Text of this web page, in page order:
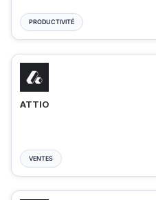
PRODUCTIVITÉ
ATTIO
VENTES